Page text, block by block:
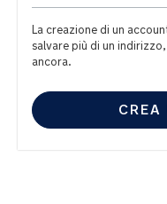
La creazione di un
salvare più di un
ancora.